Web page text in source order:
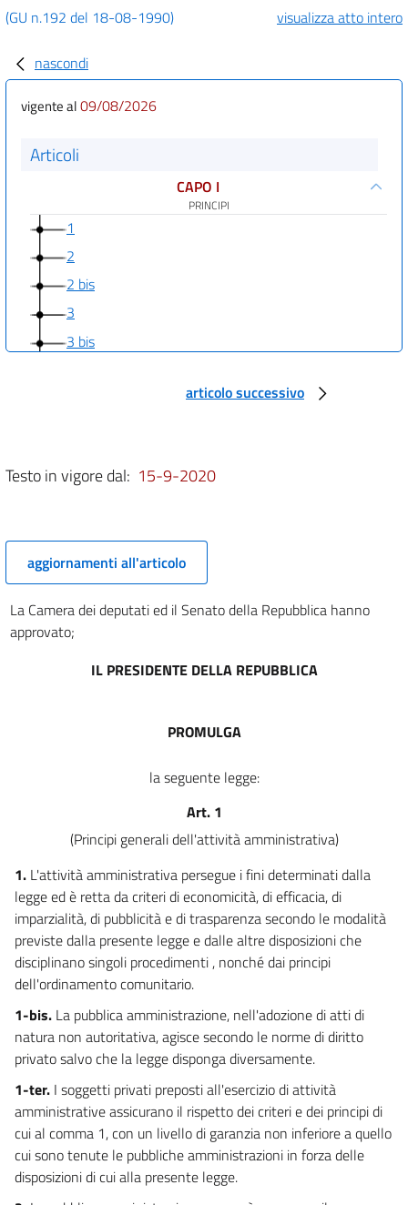
(GU n.192 del 18-08-1990)
visualizza atto intero
nascondi
vigente al09/08/2026
Articoli
CAPO I
PRINCIPI
1
2
2 bis
3
3 bis
RESPONSABILE DEL PROCEDIMENTO
6
6 bis
PARTECIPAZIONE
AL PROCEDIMENTO AMMINISTRATIVO
8
9
CAPO IV
SEMPLIFICAZIONE
DELL'AZIONE AMMINISTRATIVA
14 bis
14 ter
14 quater
14 quinquies
16
17
17 bis
18
18 bis
19
articolo successivo
Testo in vigore dal: 15-9-2020
aggiornamenti all'articolo
La Camera dei deputati ed il Senato della Repubblica hanno
approvato;
IL PRESIDENTE DELLA REPUBBLICA
PROMULGA
la seguente legge:
Art. 1
(Principi generali dell'attività amministrativa)
1. L'attività amministrativa persegue i fini determinati dalla
legge ed è retta da criteri di economicità, di efficacia, di
imparzialità, di pubblicità e di trasparenza secondo le modalità
previste dalla presente legge e dalle altre disposizioni che
disciplinano singoli procedimenti , nonché dai principi
dell'ordinamento comunitario.
1-bis. La pubblica amministrazione, nell'adozione di atti di
natura non autoritativa, agisce secondo le norme di diritto
privato salvo che la legge disponga diversamente.
1-ter. I soggetti privati preposti all'esercizio di attività
amministrative assicurano il rispetto dei criteri e dei principi di
cui al comma 1, con un livello di garanzia non inferiore a quello
cui sono tenute le pubbliche amministrazioni in forza delle
disposizioni di cui alla presente legge.